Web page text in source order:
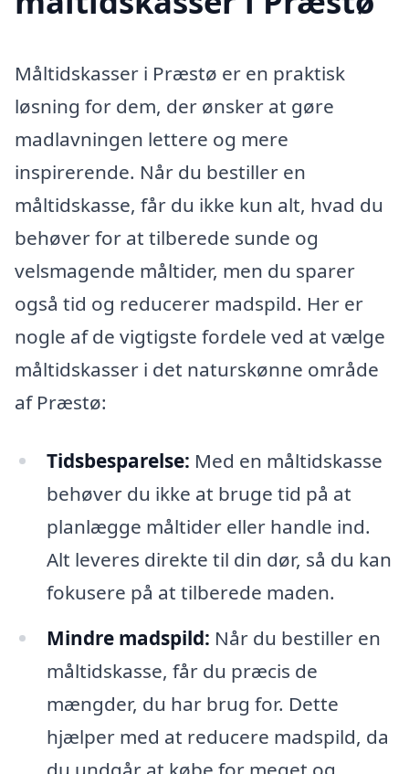
Måltidskasser i Præstø er en praktisk
løsning for dem, der ønsker at gøre
madlavningen lettere og mere
inspirerende. Når du bestiller en
måltidskasse, får du ikke kun alt, hvad du
behøver for at tilberede sunde og
velsmagende måltider, men du sparer
også tid og reducerer madspild. Her er
nogle af de vigtigste fordele ved at vælge
måltidskasser i det naturskønne område
af Præstø:
Tidsbesparelse: Med en måltidskasse
behøver du ikke at bruge tid på at
planlægge måltider eller handle ind.
Alt leveres direkte til din dør, så du kan
fokusere på at tilberede maden.
Mindre madspild: Når du bestiller en
måltidskasse, får du præcis de
mængder, du har brug for. Dette
hjælper med at reducere madspild, da